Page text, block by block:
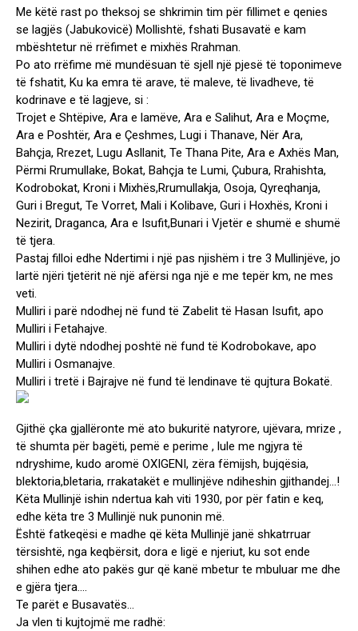
Me këtë rast po theksoj se shkrimin tim për fillimet e qenies
se lagjës (Jabukovicë) Mollishtë, fshati Busavatë e kam
mbështetur në rrëfimet e mixhës Rrahman.
Po ato rrëfime më mundësuan të sjell një pjesë të toponimeve
të fshatit, Ku ka emra të arave, të maleve, të livadheve, të
kodrinave e të lagjeve, si :
Trojet e Shtëpive, Ara e lamëve, Ara e Salihut, Ara e Moçme,
Ara e Poshtër, Ara e Çeshmes, Lugi i Thanave, Nër Ara,
Bahçja, Rrezet, Lugu Asllanit, Te Thana Pite, Ara e Axhës Man,
Përmi Rrumullake, Bokat, Bahçja te Lumi, Çubura, Rrahishta,
Kodrobokat, Kroni i Mixhës,Rrumullakja, Osoja, Qyreqhanja,
Guri i Bregut, Te Vorret, Mali i Kolibave, Guri i Hoxhës, Kroni i
Nezirit, Draganca, Ara e Isufit,Bunari i Vjetër e shumë e shumë
të tjera.
Pastaj filloi edhe Ndertimi i një pas njishëm i tre 3 Mullinjëve, jo
lartë njëri tjetërit në një afërsi nga një e me tepër km, ne mes
veti.
Mulliri i parë ndodhej në fund të Zabelit të Hasan Isufit, apo
Mulliri i Fetahajve.
Mulliri i dytë ndodhej poshtë në fund të Kodrobokave, apo
Mulliri i Osmanajve.
Mulliri i tretë i Bajrajve në fund të lendinave të qujtura Bokatë.
Gjithë çka gjallëronte më ato bukuritë natyrore, ujëvara, mrize ,
të shumta për bagëti, pemë e perime , lule me ngjyra të
ndryshime, kudo aromë OXIGENI, zëra fëmijsh, bujqësia,
blektoria,bletaria, rrakatakët e mullinjëve ndiheshin gjithandej…!
Këta Mullinjë ishin ndertua kah viti 1930, por për fatin e keq,
edhe këta tre 3 Mullinjë nuk punonin më.
Është fatkeqësi e madhe që këta Mullinjë janë shkatrruar
tërsishtë, nga keqbërsit, dora e ligë e njeriut, ku sot ende
shihen edhe ato pakës gur që kanë mbetur te mbuluar me dhe
e gjëra tjera….
Te parët e Busavatës…
Ja vlen ti kujtojmë me radhë: